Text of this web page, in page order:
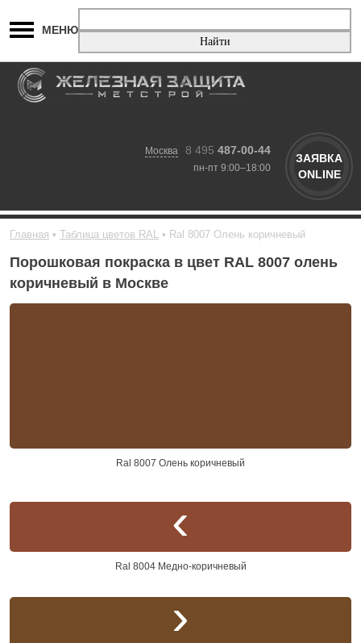
МЕНЮ
Москва 8 495 487-00-44
пн-пт 9:00–18:00
ЗАЯВКА
ONLINE
Главная Таблица цветов RAL Ral 8007 Олень коричневый
Порошковая покраска в цвет RAL 8007 олень
коричневый в Москве
Ral 8004 Медно-коричневый
Ral 8007 Олень коричневый